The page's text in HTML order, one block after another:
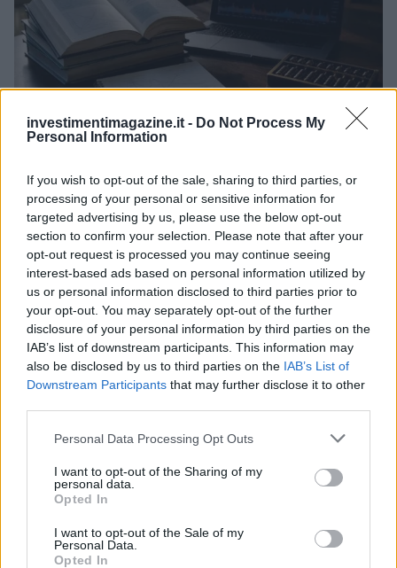
investimentimagazine.it - Do Not Process My
Personal Information
If you wish to opt-out of the sale, sharing to third parties, or
processing of your personal or sensitive information for
targeted advertising by us, please use the below opt-out
section to confirm your selection. Please note that after your
opt-out request is processed you may continue seeing
interest-based ads based on personal information utilized by
us or personal information disclosed to third parties prior to
your opt-out. You may separately opt-out of the further
disclosure of your personal information by third parties on the
IAB’s list of downstream participants. This information may
also be disclosed by us to third parties on the IAB’s List of
Downstream Participants that may further disclose it to other
Please note that this website/app uses one or more Google
not limited to your visit or usage behaviour. You may click to
grant or deny consent to Google and its third-party tags to
use your data for below specified purposes in below Google
consent section.
Personal Data Processing Opt Outs
I want to opt-out of the Sharing of my
personal data.
Opted In
I want to opt-out of the Sale of my
Personal Data.
Opted In
professionali e obiettivi formativi
Francesca Galli · 5 Ago 2026
Gender Pay Gap: le lavoratrici americane guadagnano 81
centesimi per ogni dollaro maschile
Francesca Spadaro · 5 Ago 2026